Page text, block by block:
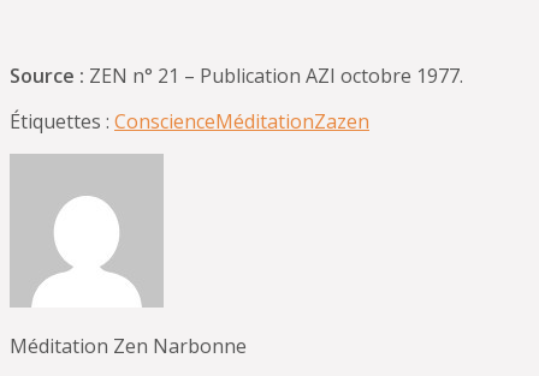
Source : ZEN n° 21 – Publication AZI octobre 1977.
Étiquettes : ConscienceMéditationZazen
Méditation Zen Narbonne